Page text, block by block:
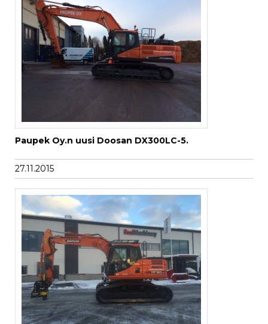
Paupek Oy.n uusi Doosan DX300LC-5.
27.11.2015